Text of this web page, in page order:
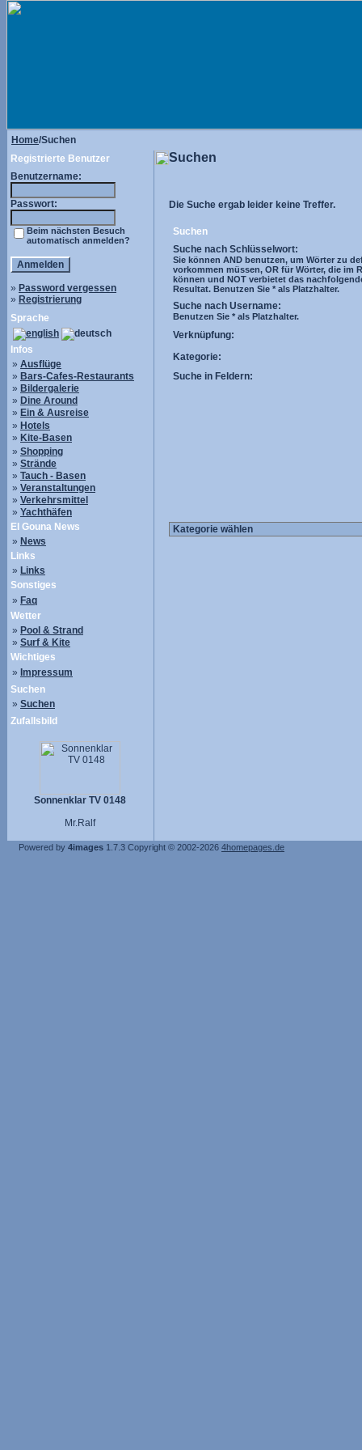
Home/Suchen
Registrierte Benutzer
Benutzername:
Passwort:
Beim nächsten Besuch
automatisch anmelden?
» Password vergessen
» Registrierung
Sprache
Infos
» Ausflüge
» Bars-Cafes-Restaurants
» Bildergalerie
» Dine Around
» Ein & Ausreise
» Hotels
» Kite-Basen
» Shopping
» Strände
» Tauch - Basen
» Veranstaltungen
» Verkehrsmittel
» Yachthäfen
El Gouna News
» News
Links
» Links
Sonstiges
» Faq
Wetter
» Pool & Strand
» Surf & Kite
Wichtiges
» Impressum
Suchen
» Suchen
Zufallsbild
Sonnenklar TV 0148
Mr.Ralf
Suchen
Die Suche ergab leider keine Treffer.
Suchen
Suche nach Schlüsselwort:
Sie können AND benutzen, um Wörter zu
vorkommen müssen, OR für Wörter, die im
können und NOT verbietet das
Resultat. Benutzen Sie * als Platzhalter.
Suche nach Username:
Benutzen Sie * als Platzhalter.
Verknüpfung:
Kategorie:
Suche in Feldern:
Powered by 4images 1.7.3 Copyright © 2002-2026 4homepages.de